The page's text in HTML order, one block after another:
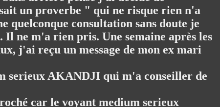
un proverbe " qui ne risque rien n'a
quelconque consultation sans doute je
ne m'a rien pris. Une semaine après les
j'ai reçu un message de mon ex mari
serieux AKANDJI qui m'a conseiller de
car le voyant medium serieux